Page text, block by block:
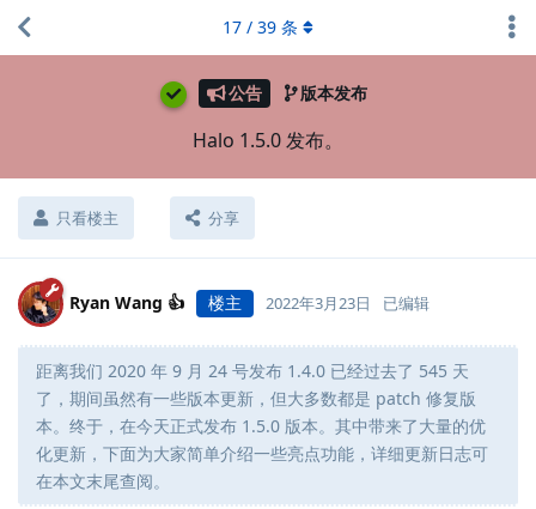
公告 版本发布
Halo 1.5.0 发布。
只看楼主 分享
17 / 39 条
Ryan Wang 👍 楼主 2022年3月23日 已编辑
距离我们 2020 年 9 月 24 号发布 1.4.0 已经过去了 545 天
了，期间虽然有一些版本更新，但大多数都是 patch 修复版
本。终于，在今天正式发布 1.5.0 版本。其中带来了大量的优
化更新，下面为大家简单介绍一些亮点功能，详细更新日志可
在本文末尾查阅。